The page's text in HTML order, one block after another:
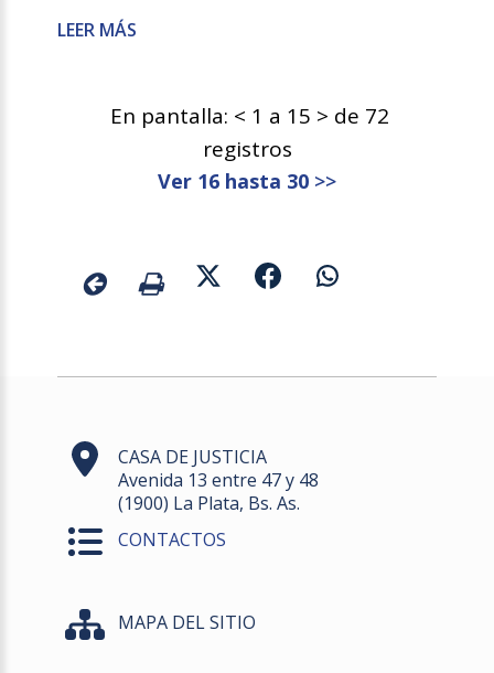
LEER MÁS
En pantalla: < 1 a 15 > de 72
registros
Ver 16 hasta 30 >>
CASA DE JUSTICIA
Avenida 13 entre 47 y 48
(1900) La Plata, Bs. As.
CONTACTOS
MAPA DEL SITIO